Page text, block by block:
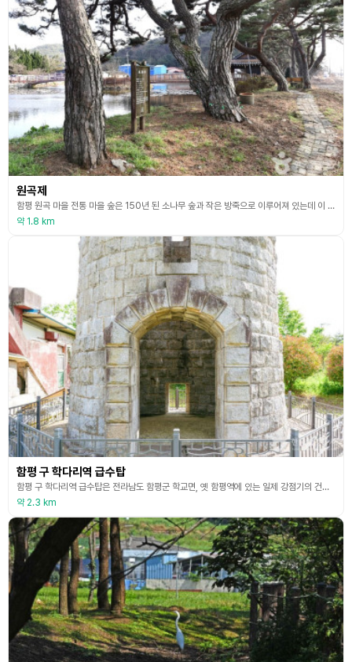
원곡제
함평 원곡 마을 전통 마을 숲은 150년 된 소나무 숲과 작은 방죽으로 이루어져 있는데 이 작은 방죽이 원곡제이다. 마을 숲은 산림문화의 보존과 지역주민의 환경개선을 위해 마을 주변을 조성하고 관리하는 산림 및 수목으로 마을 사람들의 삶과 관련하여 마을 주변에 조성되어 온 숲이다. 원곡 마을 숲은 전라남도 전통 마을 숲 콘테스트에서 최우수상을 받은 마을이라고 한다. 원곡제 주변이 걷기 좋은 산책길로 잘 조성되어 주변 숲과 어울리며 원곡제에 피어나는 아름
약 1.8 km
함평 구 학다리역 급수탑
함평 구 학다리역 급수탑은 전라남도 함평군 학교면, 옛 함평역에 있는 일제 강점기의 건축물이다. 2003년 대한민국의 국가등록문화유산으로 지정되었다. 1921년 건립된 이 시설물은 증기기관차에 물을 공급하기 위해 건립된 급수탑이다. 이것은 급수시설로서 34년 동안 철도 운송에 큰 역할을 했으나, 점차 디젤기관차로 대체되면서 급수탑의 기능을 잃은 채 오늘에 이르고 있다. 전국적으로 보기 드문 석조 원형 탑으로 왼쪽과 오른쪽의 모양이 같게 구성되어 있는데
약 2.3 km